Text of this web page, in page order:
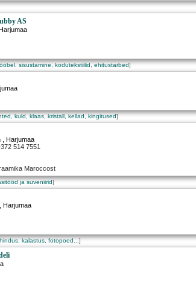
AS
sisustamine, kodutekstiilid, ehitustarbed]
kuld, klaas, kristall, kellad, kingitused]
, Harjumaa
514 7551
Maroccost
ja suveniirid]
, Harjumaa
kalastus, fotopoed...]